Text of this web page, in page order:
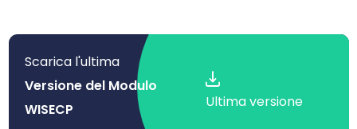
Scarica l'ultima
Versione del Modulo
WISECP
Ultima versione